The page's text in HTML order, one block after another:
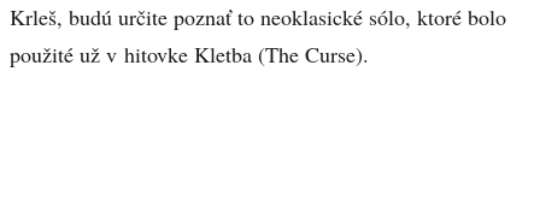
Krleš, budú určite poznať to neoklasické sólo, ktoré bolo
použité už v hitovke Kletba (The Curse).